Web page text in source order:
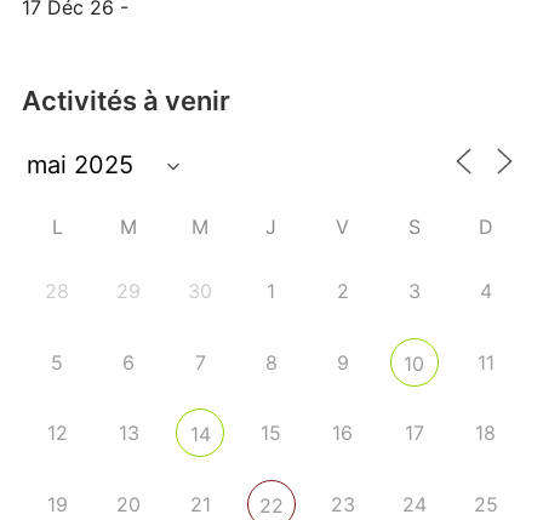
17 Déc 26 -
Activités à venir
L M M J V S D
28 29 30 1 2 3 4
5 6 7 8 9 10 11
12 13 14 15 16 17 18
19 20 21 22 23 24 25